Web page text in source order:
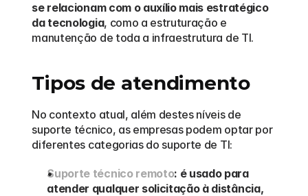
se relacionam com o auxílio mais estratégico
da tecnologia, como a estruturação e
manutenção de toda a infraestrutura de TI.
Tipos de atendimento
No contexto atual, além destes níveis de
suporte técnico, as empresas podem optar por
diferentes categorias do suporte de TI:
Suporte técnico remoto: é usado para
atender qualquer solicitação à distância,